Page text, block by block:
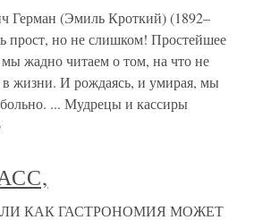
Герман (Эмиль Кроткий) (1892–
прост, но не слишком! Простейшее
жадно читаем о том, на что не
жизни. И рождаясь, и умирая, мы
... Мудрецы и кассиры
КАК ГАСТРОНОМИЯ МОЖЕТ